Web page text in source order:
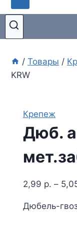
/ Товары /
KRW
Крепеж
Дюб.
2,99 р. –
Дюбель-